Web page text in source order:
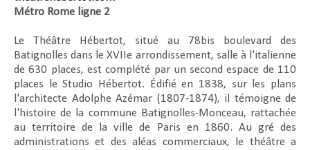
Métro Rome ligne 2
Le Théâtre Hébertot, situé au 78bis boulevard des
Batignolles dans le XVIIe arrondissement, salle à l'italienne
de 630 places, est complété par un second espace de 110
places le Studio Hébertot. Édifié en 1838, sur les plans
l'architecte Adolphe Azémar (1807-1874), il témoigne de
l'histoire de la commune Batignolles-Monceau, rattachée
au territoire de la ville de Paris en 1860. Au gré des
administrations et des aléas commerciaux, le théâtre a